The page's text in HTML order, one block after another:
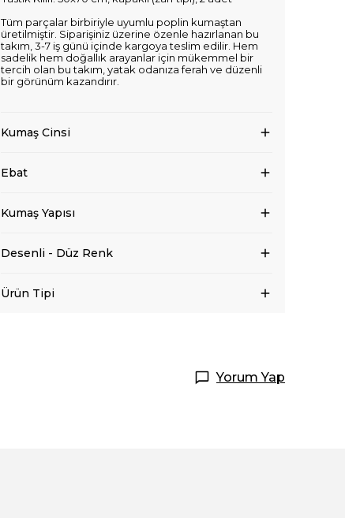
Tüm parçalar birbiriyle uyumlu poplin kumaştan
üretilmiştir. Siparişiniz üzerine özenle hazırlanan bu
takım, 3-7 iş günü içinde kargoya teslim edilir. Hem
sadelik hem doğallık arayanlar için mükemmel bir
tercih olan bu takım, yatak odanıza ferah ve düzenli
bir görünüm kazandırır.
Kumaş Cinsi
Ebat
Kumaş Yapısı
Desenli - Düz Renk
Ürün Tipi
Yorum Yap